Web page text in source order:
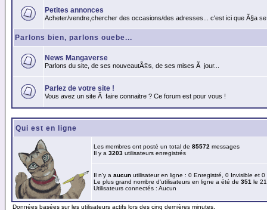
Petites annonces
Acheter/vendre,chercher des occasions/des adresses... c'est ici que Ã§a
Parlons bien, parlons ouebe...
News Mangaverse
Parlons du site, de ses nouveautÃ©s, de ses mises Ã jour...
Parlez de votre site !
Vous avez un site Ã faire connaitre ? Ce forum est pour vous !
Qui est en ligne
Les membres ont posté un total de 85572 messages
Il y a 3203 utilisateurs enregistrés
Il n'y a aucun utilisateur en ligne : 0 Enregistré, 0 Invisible et
Le plus grand nombre d'utilisateurs en ligne a été de 351 le
Utilisateurs connectés : Aucun
Données basées sur les utilisateurs actifs lors des cinq dernières minutes.